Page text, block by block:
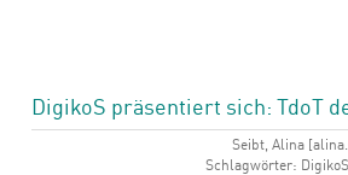
DigikoS präsentiert sich: TdoT
Seibt, Alina
Schlagwörter: